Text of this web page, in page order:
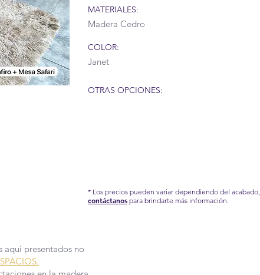
MATERIALES:
Madera Cedro
COLOR:
Janet
OTRAS OPCIONES:
* Los precios pueden variar dependiendo del acabado,
contáctanos para brindarte más información.
aquí presentados no